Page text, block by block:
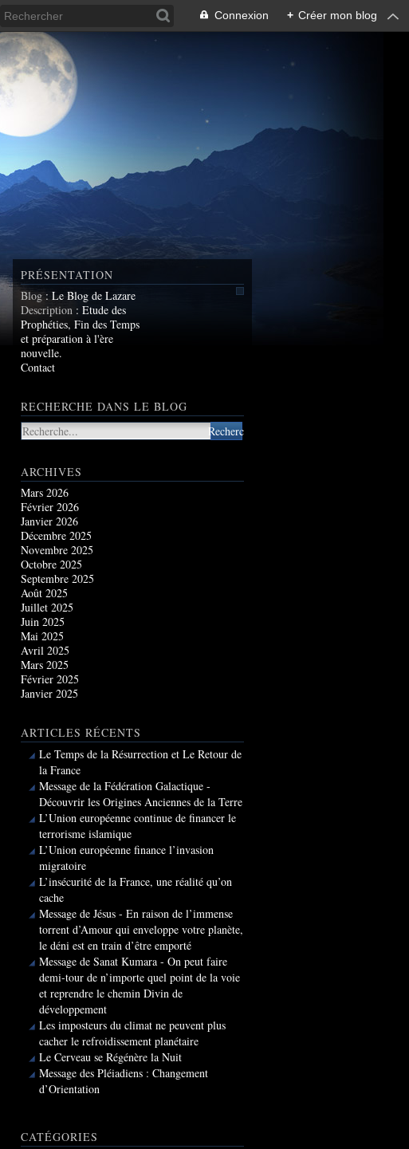
Connexion + Créer mon blog
PRÉSENTATION
Blog : Le Blog de Lazare
Description : Etude des
Prophéties, Fin des Temps
et préparation à l'ère
nouvelle.
Contact
RECHERCHE DANS LE BLOG
ARCHIVES
Mars 2026
Février 2026
Janvier 2026
Décembre 2025
Novembre 2025
Octobre 2025
Septembre 2025
Août 2025
Juillet 2025
Juin 2025
Mai 2025
Avril 2025
Mars 2025
Février 2025
Janvier 2025
ARTICLES RÉCENTS
Le Temps de la Résurrection et Le Retour de
la France
Message de la Fédération Galactique -
Découvrir les Origines Anciennes de la Terre
L’Union européenne continue de financer le
terrorisme islamique
L’Union européenne finance l’invasion
migratoire
L’insécurité de la France, une réalité qu’on
cache
Message de Jésus - En raison de l’immense
torrent d’Amour qui enveloppe votre planète,
le déni est en train d’être emporté
Message de Sanat Kumara - On peut faire
demi-tour de n’importe quel point de la voie
et reprendre le chemin Divin de
développement
Les imposteurs du climat ne peuvent plus
cacher le refroidissement planétaire
Le Cerveau se Régénère la Nuit
Message des Pléiadiens : Changement
d’Orientation
CATÉGORIES